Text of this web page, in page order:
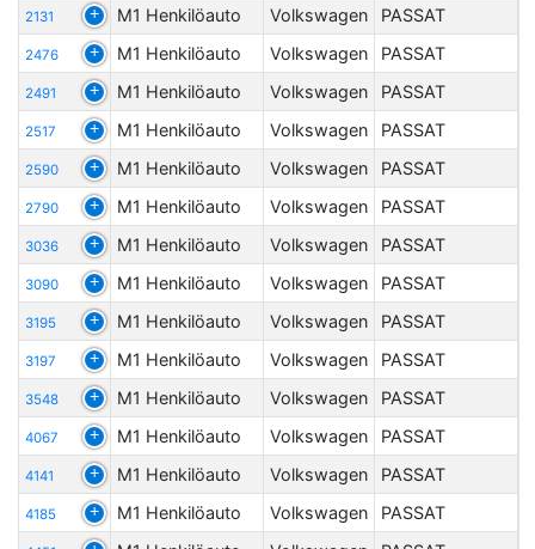
2131 M1 Henkilöauto Volkswagen PASSAT
2476 M1 Henkilöauto Volkswagen PASSAT
2491 M1 Henkilöauto Volkswagen PASSAT
2517 M1 Henkilöauto Volkswagen PASSAT
2590 M1 Henkilöauto Volkswagen PASSAT
2790 M1 Henkilöauto Volkswagen PASSAT
3036 M1 Henkilöauto Volkswagen PASSAT
3090 M1 Henkilöauto Volkswagen PASSAT
3195 M1 Henkilöauto Volkswagen PASSAT
3197 M1 Henkilöauto Volkswagen PASSAT
3548 M1 Henkilöauto Volkswagen PASSAT
4067 M1 Henkilöauto Volkswagen PASSAT
4141 M1 Henkilöauto Volkswagen PASSAT
4185 M1 Henkilöauto Volkswagen PASSAT